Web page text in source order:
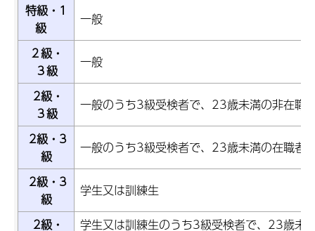
特級・1
級
一般
２級・
３級
一般
2級・
３級
一般のうち3級受検者で、23歳未満の非在職
2級・3
級
一般のうち3級受検者で、23歳未満の在職者
2級・3
級
学生又は訓練生
2級・
学生又は訓練生のうち3級受検者で、23歳未